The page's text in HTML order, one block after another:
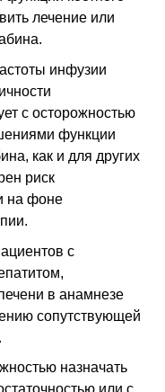
лечение или
инфузии
с осторожностью
функции
как и для других
риск
на фоне
с
в анамнезе
сопутствующей
назначать